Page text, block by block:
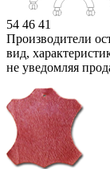
54 46 41
Производители
вид,
не уведомляя